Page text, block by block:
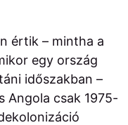
értik – mintha a
egy ország
időszakban –
Angola csak 1975-